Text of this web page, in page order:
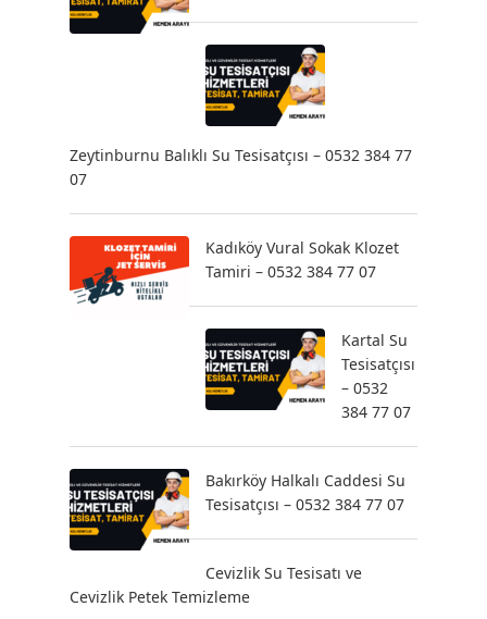
Zeytinburnu Balıklı Su Tesisatçısı – 0532 384 77
07
Kadıköy Vural Sokak Klozet
Tamiri – 0532 384 77 07
Kartal Su
Tesisatçısı
– 0532
384 77 07
Bakırköy Halkalı Caddesi Su
Tesisatçısı – 0532 384 77 07
Cevizlik Su Tesisatı ve
Cevizlik Petek Temizleme